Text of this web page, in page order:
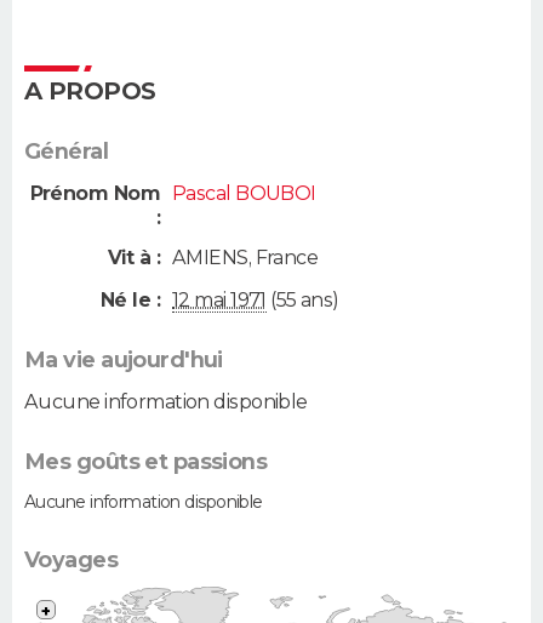
A PROPOS
Général
Prénom Nom
:
Pascal BOUBOI
Vit à : AMIENS, France
Né le : 12 mai 1971 (55 ans)
Ma vie aujourd'hui
Aucune information disponible
Mes goûts et passions
Aucune information disponible
Voyages
+